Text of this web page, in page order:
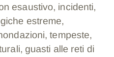
esaustivo, incidenti,
estreme,
tempeste,
guasti alle reti di